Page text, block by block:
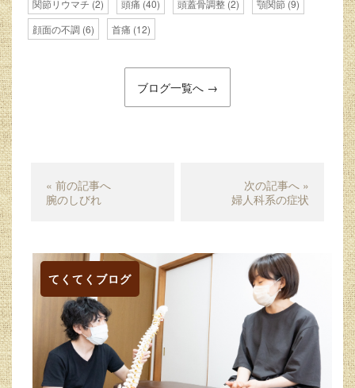
関節リウマチ (2) 頭痛 (40) 頭蓋骨調整 (2) 顎関節 (9)
顔面の不調 (6) 首痛 (12)
ブログ一覧へ →
« 前の記事へ
腕のしびれ
次の記事へ »
婦人科系の症状
てくてくブログ